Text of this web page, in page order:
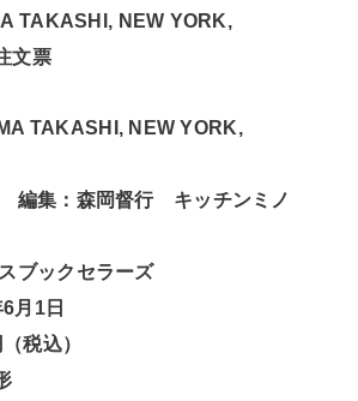
TAKASHI, NEW YORK,
文票
TAKASHI, NEW YORK,
編集：森岡督行 キッチンミノ
ブックセラーズ
月1日
税込）